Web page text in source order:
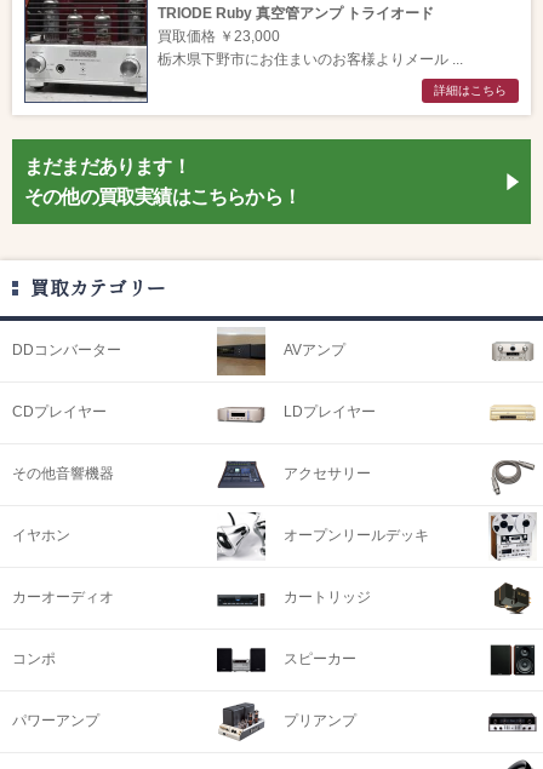
TRIODE Ruby 真空管アンプ トライオード
買取価格 ￥23,000
栃木県下野市にお住まいのお客様よりメール ...
詳細はこちら
まだまだあります！
その他の買取実績はこちらから！
買取カテゴリー
DDコンバーター AVアンプ
CDプレイヤー LDプレイヤー
その他音響機器 アクセサリー
イヤホン オープンリールデッキ
カーオーディオ カートリッジ
コンポ スピーカー
パワーアンプ プリアンプ